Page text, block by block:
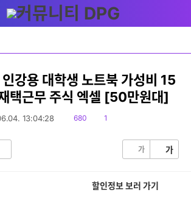
강용 대학생 노트북 가성비 15
택근무 주식 엑셀 [50만원대]
13:04:28
읽
680
댓1
가 가
할인정보 보러 가기